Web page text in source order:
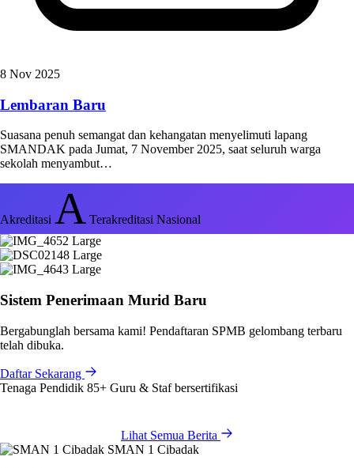
8 Nov 2025
Lembaran Baru
Suasana penuh semangat dan kehangatan menyelimuti lapang
SMANDAK pada Jumat, 7 November 2025, saat seluruh warga
sekolah menyambut…
Akreditasi A Terakreditasi Nasional
Sistem Penerimaan Murid Baru
Bergabunglah bersama kami! Pendaftaran SPMB gelombang terbaru
telah dibuka.
Daftar Sekarang
Tenaga Pendidik 85+ Guru & Staf bersertifikasi
Lihat Semua Berita
SMAN 1 Cibadak